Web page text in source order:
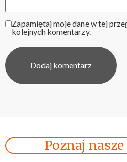
Zapamiętaj moje dane w tej
kolejnych komentarzy.
Poznaj